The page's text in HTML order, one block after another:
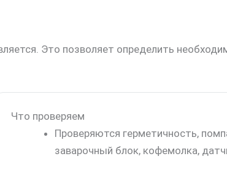
Это позволяет определить
Что проверяем
Проверяются герметичность,
заварочный блок, кофемолка,